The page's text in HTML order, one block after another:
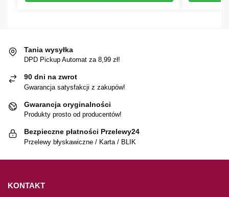
Tania wysyłka
DPD Pickup Automat za 8,99 zł!
90 dni na zwrot
Gwarancja satysfakcji z zakupów!
Gwarancja oryginalności
Produkty prosto od producentów!
Bezpieczne płatności Przelewy24
Przelewy błyskawiczne / Karta / BLIK
KONTAKT